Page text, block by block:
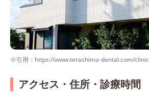
※引用：https://www.terashima-dental.com/clinic
アクセス・住所・診療時間